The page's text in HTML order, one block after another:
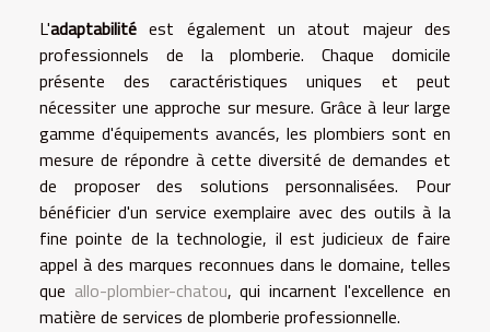
L'adaptabilité est également un atout majeur des
professionnels de la plomberie. Chaque domicile
présente des caractéristiques uniques et peut
nécessiter une approche sur mesure. Grâce à leur large
gamme d'équipements avancés, les plombiers sont en
mesure de répondre à cette diversité de demandes et
de proposer des solutions personnalisées. Pour
bénéficier d'un service exemplaire avec des outils à la
fine pointe de la technologie, il est judicieux de faire
appel à des marques reconnues dans le domaine, telles
que allo-plombier-chatou, qui incarnent l'excellence en
matière de services de plomberie professionnelle.